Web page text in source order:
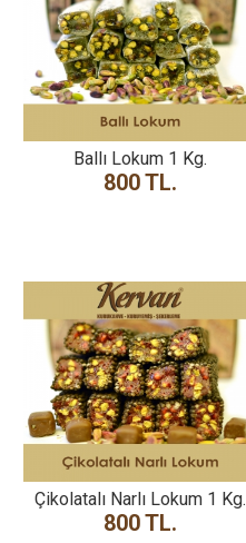
Ballı Lokum 1 Kg.
800 TL.
Çikolatalı Narlı Lokum 1 Kg.
800 TL.